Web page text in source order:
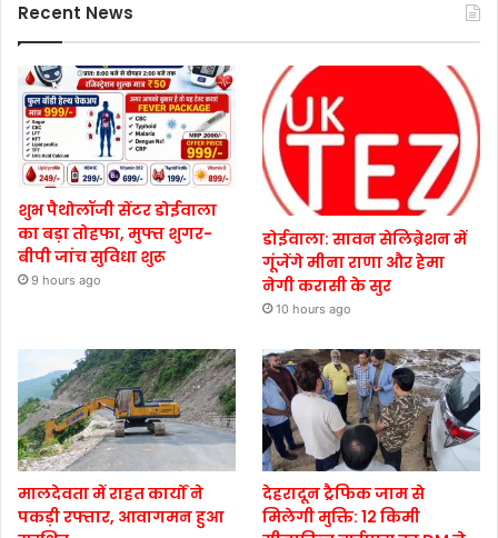
Recent News
शुभ पैथोलॉजी सेंटर डोईवाला
का बड़ा तोहफा, मुफ्त शुगर-
बीपी जांच सुविधा शुरू
9 hours ago
डोईवाला: सावन सेलिब्रेशन में
गूंजेंगे मीना राणा और हेमा
नेगी करासी के सुर
10 hours ago
मालदेवता में राहत कार्यों ने
पकड़ी रफ्तार, आवागमन हुआ
देहरादून ट्रैफिक जाम से
मिलेगी मुक्ति: 12 किमी